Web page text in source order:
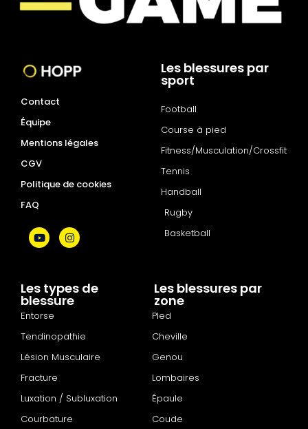
Contact
Équipe
Mentions légales
CGV
Politique de cookies
FAQ
Les blessures par
sport
Football
Course à pied
Fitness/Musculation/Crossfit
Tennis
Handball
Rugby
Basketball
Les types de
blessure
Les blessures par
zone
Entorse
Tendinopathie
Lésion Musculaire
Fracture
Luxation / Subluxation
Courbature
PIed
Cheville
Genou
Lombaires
Épaule
Coude